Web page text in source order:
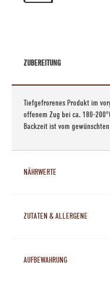
ZUBEREITUNG
Tiefgefrorenes Produkt im
offenem Zug bei ca. 180-
Backzeit ist vom
NÄHRWERTE
ZUTATEN & ALLERGENE
AUFBEWAHRUNG